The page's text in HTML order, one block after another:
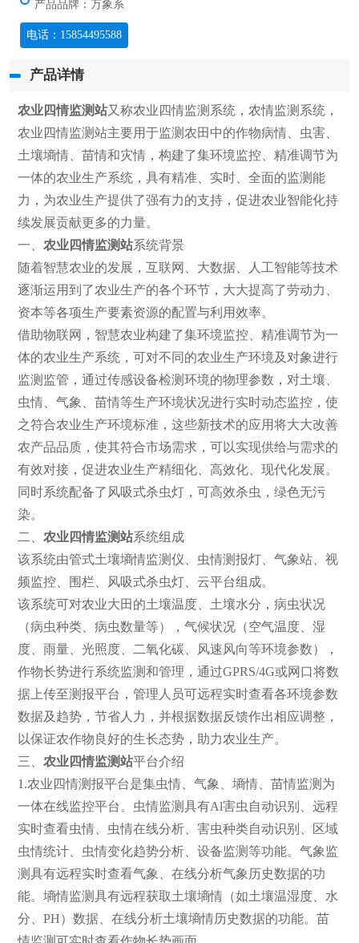
产品品牌：万象系
电话：15854495588
产品详情
农业四情监测站又称农业四情监测系统，农情监测系统，
农业四情监测站主要用于监测农田中的作物病情、虫害、
土壤墒情、苗情和灾情，构建了集环境监控、精准调节为
一体的农业生产系统，具有精准、实时、全面的监测能
力，为农业生产提供了强有力的支持，促进农业智能化持
续发展贡献更多的力量。
一、 农业四情监测站系统背景
随着智慧农业的发展，互联网、大数据、人工智能等技术
逐渐运用到了农业生产的各个环节，大大提高了劳动力、
资本等各项生产要素资源的配置与利用效率。
借助物联网，智慧农业构建了集环境监控、精准调节为一
体的农业生产系统，可对不同的农业生产环境及对象进行
监测监管，通过传感设备检测环境的物理参数，对土壤、
虫情、气象、苗情等生产环境状况进行实时动态监控，使
之符合农业生产环境标准，这些新技术的应用将大大改善
农产品品质，使其符合市场需求，可以实现供给与需求的
有效对接，促进农业生产精细化、高效化、现代化发展。
同时系统配备了风吸式杀虫灯，可高效杀虫，绿色无污
染。
二、 农业四情监测站系统组成
该系统由管式土壤墒情监测仪、虫情测报灯、气象站、视
频监控、围栏、风吸式杀虫灯、云平台组成。
该系统可对农业大田的土壤温度、土壤水分，病虫状况
（病虫种类、病虫数量等），气候状况（空气温度、湿
度、雨量、光照度、二氧化碳、风速风向等环境参数），
作物长势进行系统监测和管理，通过GPRS/4G或网口将数
据上传至测报平台，管理人员可远程实时查看各环境参数
数据及趋势，节省人力，并根据数据反馈作出相应调整，
以保证农作物良好的生长态势，助力农业生产。
三、 农业四情监测站平台介绍
1.农业四情测报平台是集虫情、气象、墒情、苗情监测为
一体在线监控平台。虫情监测具有Al害虫自动识别、远程
实时查看虫情、虫情在线分析、害虫种类自动识别、区域
虫情统计、虫情变化趋势分析、设备监测等功能。气象监
测具有远程实时查看气象、在线分析气象历史数据的功
能。墒情监测具有远程获取土壤墒情（如土壤温湿度、水
分、PH）数据、在线分析土壤墒情历史数据的功能。苗